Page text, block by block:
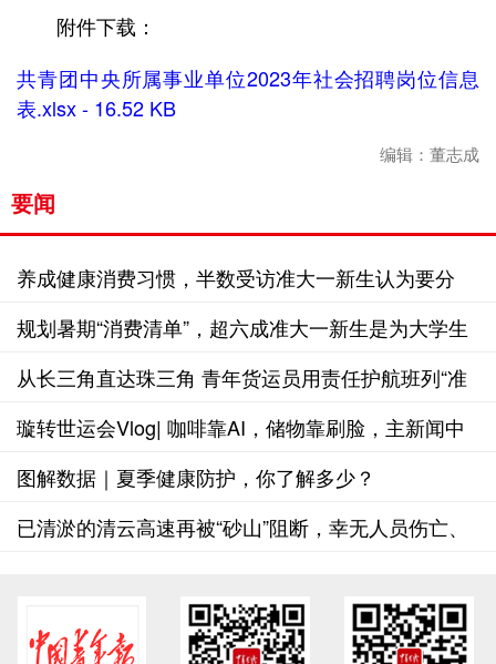
附件下载：
共青团中央所属事业单位2023年社会招聘岗位信息
表.xlsx - 16.52 KB
编辑：董志成
要闻
养成健康消费习惯，半数受访准大一新生认为要分
清“需要”和“想要”
规划暑期“消费清单”，超六成准大一新生是为大学生
活作准备
从长三角直达珠三角 青年货运员用责任护航班列“准
时达”
璇转世运会Vlog| 咖啡靠AI，储物靠刷脸，主新闻中
心堪称“未来办公室”
图解数据｜夏季健康防护，你了解多少？
已清淤的清云高速再被“砂山”阻断，幸无人员伤亡、